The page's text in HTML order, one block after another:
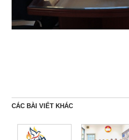
CÁC BÀI VIẾT KHÁC